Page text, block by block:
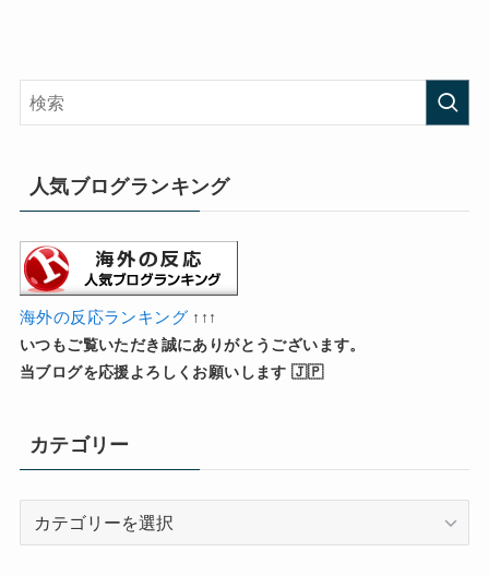
人気ブログランキング
海外の反応ランキング ↑↑↑
いつもご覧いただき誠にありがとうございます。
当ブログを応援よろしくお願いします 🇯🇵
カテゴリー